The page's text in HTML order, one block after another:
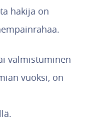
hakija on
valmistuminen
vuoksi, on